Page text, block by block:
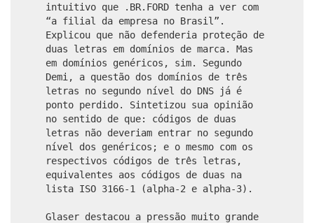
intuitivo que .BR.FORD tenha a ver com
“a filial da empresa no Brasil”.
Explicou que não defenderia proteção de
duas letras em domínios de marca. Mas
em domínios genéricos, sim. Segundo
Demi, a questão dos domínios de três
letras no segundo nível do DNS já é
ponto perdido. Sintetizou sua opinião
no sentido de que: códigos de duas
letras não deveriam entrar no segundo
nível dos genéricos; e o mesmo com os
respectivos códigos de três letras,
equivalentes aos códigos de duas na
lista ISO 3166-1 (alpha-2 e alpha-3).
Glaser destacou a pressão muito grande